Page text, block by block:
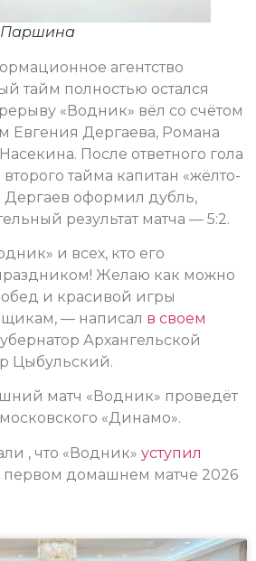
Паршина
агентство
тайм полностью остался
«Водник» вёл со счётом
Евгения Дергаева, Романа
После ответного гола
тайма капитан «жёлто-
Дергаев оформил дубль,
результат матча — 5:2.
и всех, кто его
Желаю как можно
и красивой игры
— написал в своем
Архангельской
Цыбульский.
матч «Водник» проведёт
«Динамо».
, что «Водник» уступил
первом домашнем матче 2026